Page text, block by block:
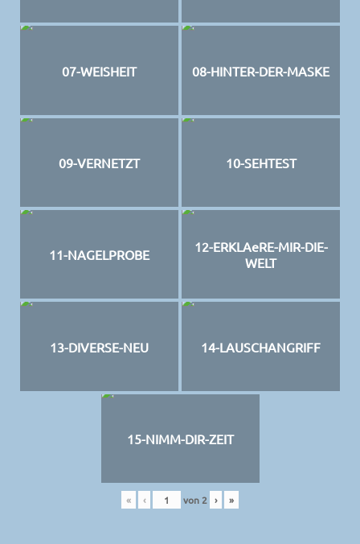
07-WEISHEIT 08-HINTER-DER-MASKE
09-VERNETZT 10-SEHTEST
11-NAGELPROBE
12-ERKLAeRE-MIR-DIE-
WELT
13-DIVERSE-NEU 14-LAUSCHANGRIFF
15-NIMM-DIR-ZEIT
« ‹ von 2 › »